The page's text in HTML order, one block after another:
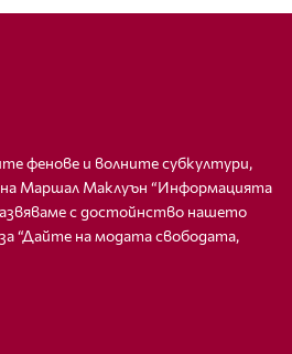
фенове и волните субкултури,
Маршал Маклуън “Информацията
с достойнство нашето
“Дайте на модата свободата,